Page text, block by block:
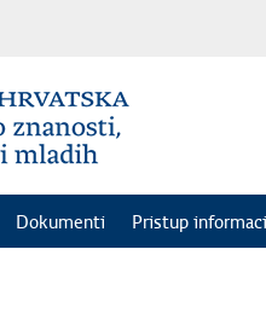
Dokumenti Pristup